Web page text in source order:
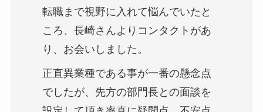
転職まで視野に入れて悩んでいたと
ころ、長崎さんよりコンタクトがあ
り、お会いしました。
正直異業種である事が一番の懸念点
でしたが、先方の部門長との面談を